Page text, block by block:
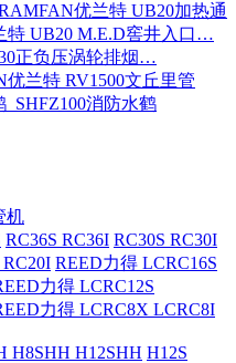
优兰特 UB20加热通
特 UB20 M.E.D窖井入口…
正负压涡轮排烟…
优兰特 RV1500文丘里管
_SHFZ100消防水鹤
机
RC36S RC36I RC30S RC30I
RC20I REED力得 LCRC16S
力得 LCRC12S
力得 LCRC8X LCRC8I
H8SHH H12SHH H12S